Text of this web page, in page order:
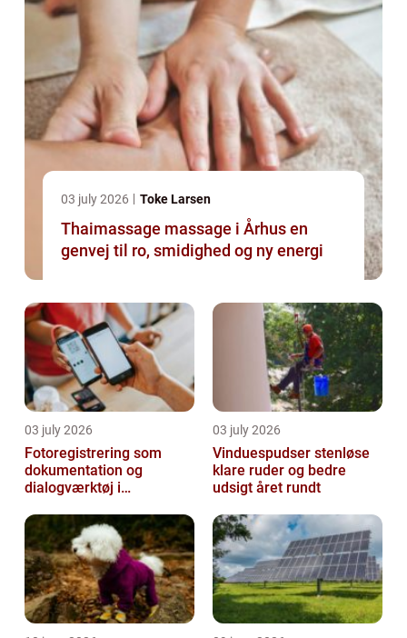
03 july 2026 Toke Larsen
Thaimassage massage i Århus en
genvej til ro, smidighed og ny energi
03 july 2026
Fotoregistrering som
dokumentation og
dialogværktøj i
03 july 2026
Vinduespudser stenløse
klare ruder og bedre
udsigt året rundt